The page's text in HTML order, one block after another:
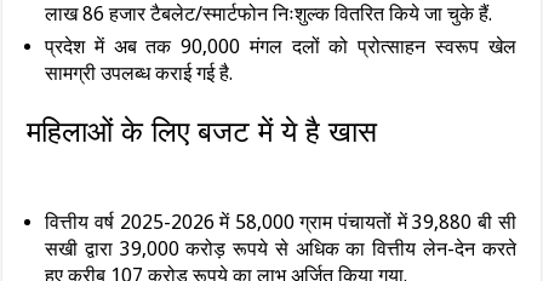
लाख 86 हजार टैबलेट/स्मार्टफोन निःशुल्क वितरित किये जा चुके हैं.
प्रदेश में अब तक 90,000 मंगल दलों को प्रोत्साहन स्वरूप खेल
सामग्री उपलब्ध कराई गई है.
महिलाओं के लिए बजट में ये है खास
वित्तीय वर्ष 2025-2026 में 58,000 ग्राम पंचायतों में 39,880 बी सी
सखी द्वारा 39,000 करोड़ रूपये से अधिक का वित्तीय लेन-देन करते
हुए करीब 107 करोड़ रूपये का लाभ अर्जित किया गया.